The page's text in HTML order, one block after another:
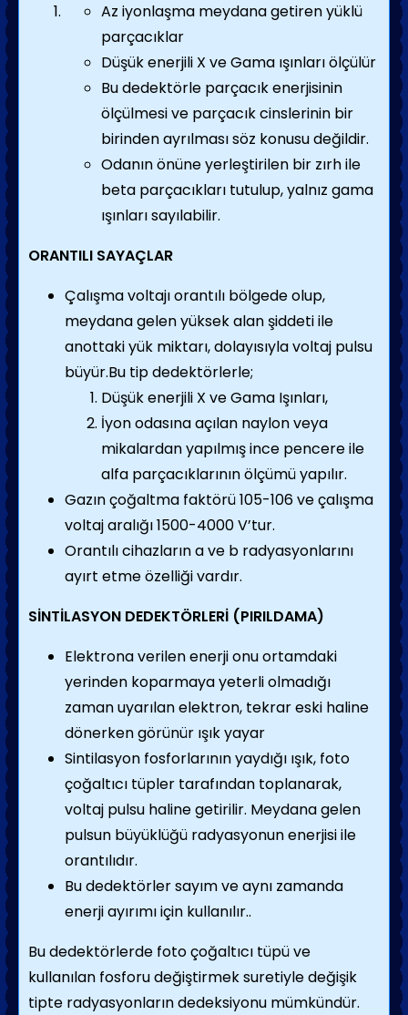
Az iyonlaşma meydana getiren yüklü
parçacıklar
Düşük enerjili X ve Gama ışınları ölçülür
Bu dedektörle parçacık enerjisinin
ölçülmesi ve parçacık cinslerinin bir
birinden ayrılması söz konusu değildir.
Odanın önüne yerleştirilen bir zırh ile
beta parçacıkları tutulup, yalnız gama
ışınları sayılabilir.
ORANTILI SAYAÇLAR
Çalışma voltajı orantılı bölgede olup,
meydana gelen yüksek alan şiddeti ile
anottaki yük miktarı, dolayısıyla voltaj pulsu
büyür.Bu tip dedektörlerle;
Düşük enerjili X ve Gama Işınları,
İyon odasına açılan naylon veya
mikalardan yapılmış ince pencere ile
alfa parçacıklarının ölçümü yapılır.
Gazın çoğaltma faktörü 105-106 ve çalışma
voltaj aralığı 1500-4000 V’tur.
Orantılı cihazların a ve b radyasyonlarını
ayırt etme özelliği vardır.
SİNTİLASYON DEDEKTÖRLERİ (PIRILDAMA)
Elektrona verilen enerji onu ortamdaki
yerinden koparmaya yeterli olmadığı
zaman uyarılan elektron, tekrar eski haline
dönerken görünür ışık yayar
Sintilasyon fosforlarının yaydığı ışık, foto
çoğaltıcı tüpler tarafından toplanarak,
voltaj pulsu haline getirilir. Meydana gelen
pulsun büyüklüğü radyasyonun enerjisi ile
orantılıdır.
Bu dedektörler sayım ve aynı zamanda
enerji ayırımı için kullanılır..
Bu dedektörlerde foto çoğaltıcı tüpü ve
kullanılan fosforu değiştirmek suretiyle değişik
tipte radyasyonların dedeksiyonu mümkündür.